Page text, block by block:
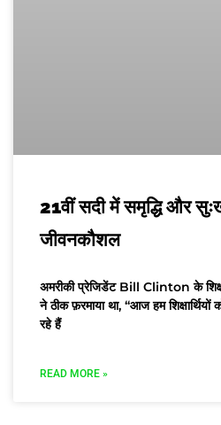
21वीं सदी में समृद्धि और
जीवनकौशल
अमरीकी प्रेजिडेंट Bill Clinton के
ने ठीक फ़रमाया था, “आज हम
रहे हैं
READ MORE »